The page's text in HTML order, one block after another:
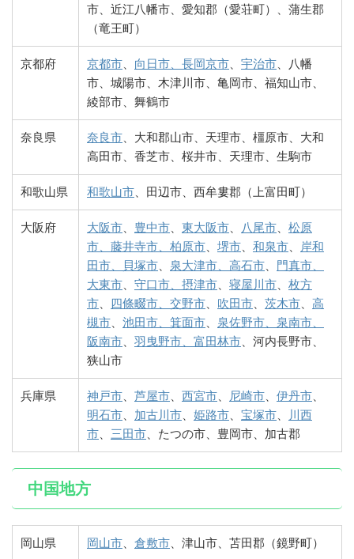
市、近江八幡市、愛知郡（愛荘町）、蒲生郡
（竜王町）
京都府 京都市、 向日市、長岡京市、 宇治市、八幡
市、城陽市、木津川市、亀岡市、福知山市、
綾部市、舞鶴市
奈良県 奈良市、大和郡山市、天理市、橿原市、大和
高田市、香芝市、桜井市、天理市、生駒市
和歌山県 和歌山市、田辺市、西牟婁郡（上富田町）
大阪府 大阪市、 豊中市、 東大阪市、 八尾市、 松原
市、藤井寺市、柏原市、 堺市、 和泉市、
岸和
田市、貝塚市、 泉大津市、高石市、 門真市、
大東市、 守口市、摂津市、 寝屋川市、 枚方
市、 四條畷市、交野市、 吹田市、 茨木市、 高
槻市、 池田市、箕面市、 泉佐野市、泉南市、
阪南市、 羽曳野市、富田林市、河内長野市、
狭山市
兵庫県 神戸市、 芦屋市、 西宮市、 尼崎市、 伊丹市、
明石市、 加古川市、 姫路市、 宝塚市、
川西
市、 三田市、たつの市、豊岡市、加古郡
中国地方
岡山県 岡山市、 倉敷市、津山市、苫田郡（鏡野町）